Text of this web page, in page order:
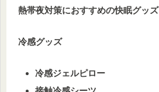
熱帯夜対策におすすめの快眠グッズ
冷感グッズ
冷感ジェルピロー